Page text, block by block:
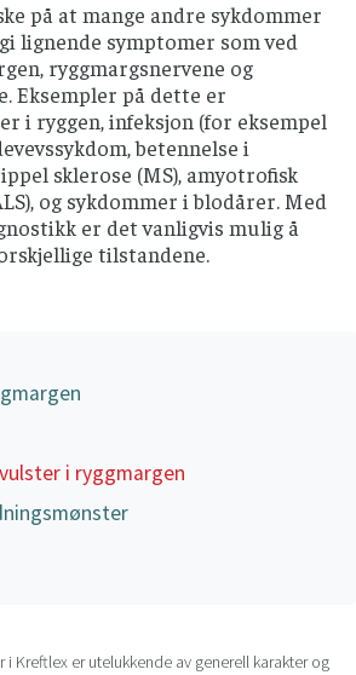
på at mange andre sykdommer
lignende symptomer som ved
ryggmargsnervene og
Eksempler på dette er
i ryggen, infeksjon (for eksempel
betennelse i
sklerose (MS), amyotrofisk
og sykdommer i blodårer. Med
er det vanligvis mulig å
tilstandene.
i ryggmargen
Kreftlex er utelukkende av generell karakter og